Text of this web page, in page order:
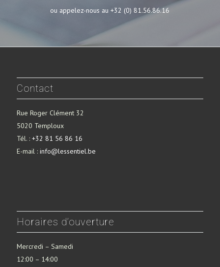
ou appelez-nous au +32 (0) 81.56.86.16
Contact
Rue Roger Clément 32
5020 Temploux
Tél. : +32 81 56 86 16
E-mail : info@lessentiel.be
Horaires d’ouverture
Mercredi – Samedi
12:00 – 14:00